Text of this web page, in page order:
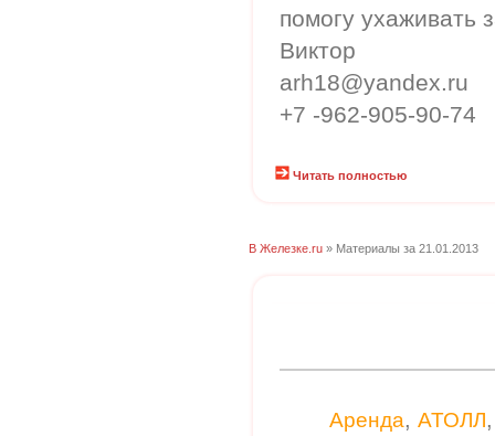
помогу ухаживать
Виктор
arh18@yandex.ru
+7 -962-905-90-74
Читать полностью
В Железке.ru » Материалы за 21.01.2013
Аренда, АТОЛЛ